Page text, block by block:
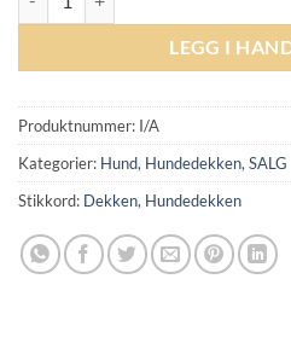
LEGG I
Produktnummer: I/A
Kategorier: Hund, Hundedekken, SALG
Stikkord: Dekken, Hundedekken